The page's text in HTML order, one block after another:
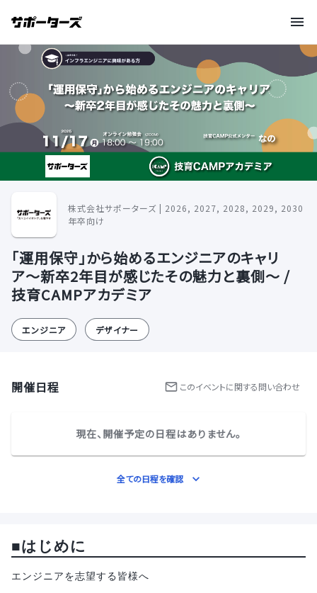
株式会社サポーターズ | 2026, 2027, 2028, 2029, 2030
年卒向け
「運用保守」から始めるエンジニアのキャリ
ア〜新卒2年目が感じたその魅力と裏側〜 /
技育CAMPアカデミア
エンジニア デザイナー
開催日程 このイベントに関する問い合わせ
現在、開催予定の日程はありません。
全ての日程を確認
■はじめに
エンジニアを志望する皆様へ